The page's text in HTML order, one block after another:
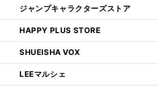
ジャンプキャラクターズストア
HAPPY PLUS STORE
SHUEISHA VOX
LEEマルシェ